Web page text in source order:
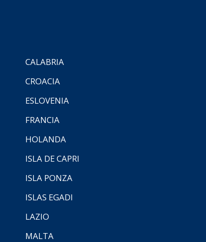
CALABRIA
CROACIA
ESLOVENIA
FRANCIA
HOLANDA
ISLA DE CAPRI
ISLA PONZA
ISLAS EGADI
LAZIO
MALTA